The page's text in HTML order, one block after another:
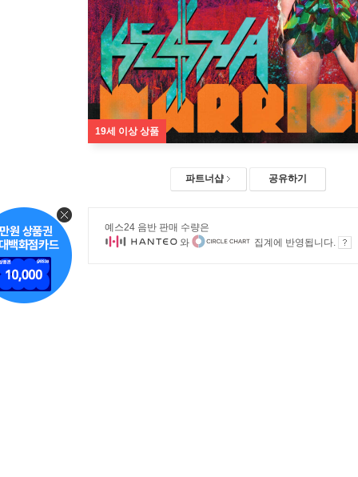
19세 이상 상품
파트너샵 공유하기
예스24 음반 판매 수량은
와
집계에 반영됩니다.